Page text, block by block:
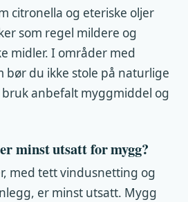
citronella og eteriske oljer
som regel mildere og
midler. I områder med
bør du ikke stole på naturlige
anbefalt myggmiddel og
minst utsatt for mygg?
med tett vindusnetting og
er minst utsatt. Mygg